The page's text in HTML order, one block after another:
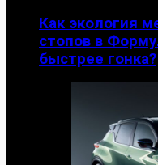
Как экология
стопов в
быстрее гонка?